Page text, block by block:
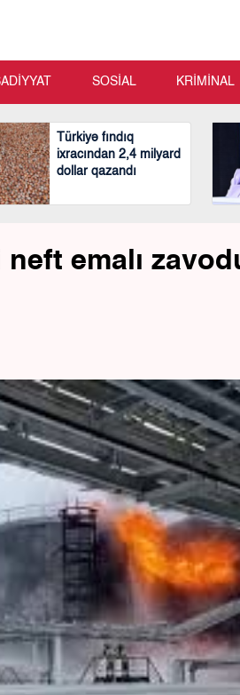
SOSİAL KRİMİNAL
Türkiyə fındıq
ixracından 2,4 milyard
dollar qazandı
emalı